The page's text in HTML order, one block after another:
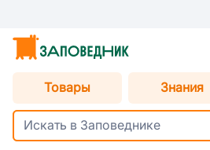
Товары Знания